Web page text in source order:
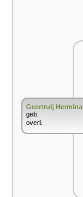
Geertruij
geb.
overl.